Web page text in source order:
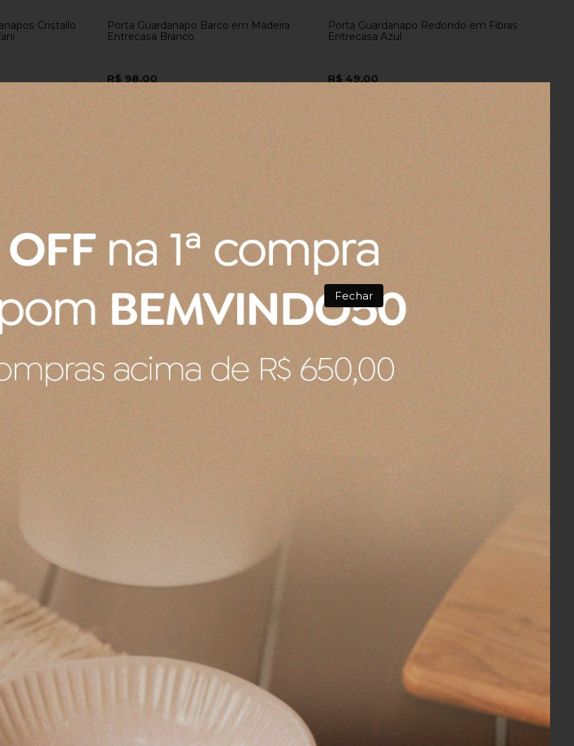
Cristallo
de
Porta Guardanapo Barco em Madeira
Entrecasa Branco
R$ 98,00
Porta Guardanapo Redondo em Fibras
Entrecasa Azul
R$ 49,00
em Madeira
Porta Guardanapo Carangueijo em
Madeiro Entrecasa Caramelo
COMPRAR
Porat Guardanapo Ancora em Madeira
Entrecasa Caramelo
em Palha
Porta Guardanapo Argola Bambu Azul
Marinho Sweet Home Decor
COMPRAR
Porta Guardanapo Argola Bambu Amarelo
COMPRAR
Fechar